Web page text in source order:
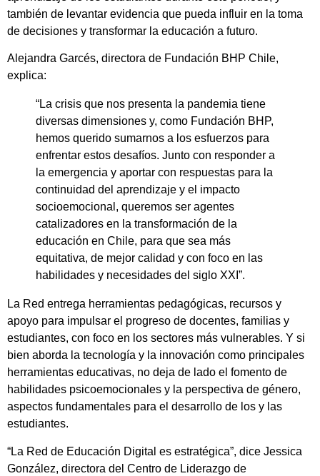
también de levantar evidencia que pueda influir en la toma
de decisiones y transformar la educación a futuro.
Alejandra Garcés, directora de Fundación BHP Chile,
explica:
“La crisis que nos presenta la pandemia tiene
diversas dimensiones y, como Fundación BHP,
hemos querido sumarnos a los esfuerzos para
enfrentar estos desafíos. Junto con responder a
la emergencia y aportar con respuestas para la
continuidad del aprendizaje y el impacto
socioemocional, queremos ser agentes
catalizadores en la transformación de la
educación en Chile, para que sea más
equitativa, de mejor calidad y con foco en las
habilidades y necesidades del siglo XXI”.
La Red entrega herramientas pedagógicas, recursos y
apoyo para impulsar el progreso de docentes, familias y
estudiantes, con foco en los sectores más vulnerables. Y si
bien aborda la tecnología y la innovación como principales
herramientas educativas, no deja de lado el fomento de
habilidades psicoemocionales y la perspectiva de género,
aspectos fundamentales para el desarrollo de los y las
estudiantes.
“La Red de Educación Digital es estratégica”, dice Jessica
González, directora del Centro de Liderazgo de